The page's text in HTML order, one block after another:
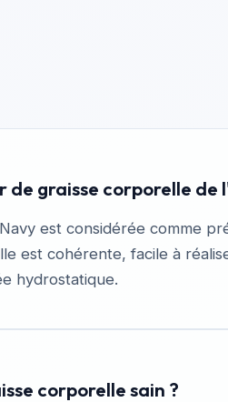
graisse corporelle de
est considérée comme
est cohérente, facile à
hydrostatique.
corporelle sain ?